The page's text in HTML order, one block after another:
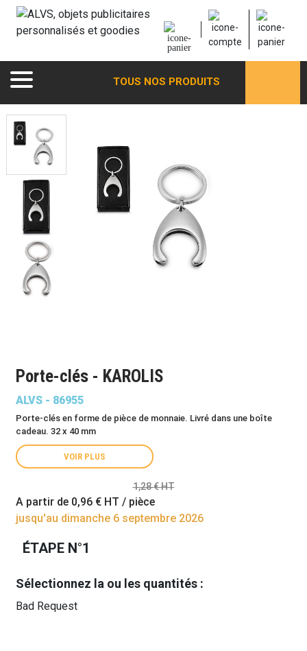
TOUS NOS PRODUITS
Porte-clés - KAROLIS
ALVS - 86955
Porte-clés en forme de pièce de monnaie. Livré dans une boîte
cadeau. 32 x 40 mm
VOIR PLUS
1,28 € HT
A partir de 0,96 € HT / pièce
jusqu'au dimanche 6 septembre 2026
ÉTAPE N°1
Sélectionnez la ou les quantités :
Bad Request